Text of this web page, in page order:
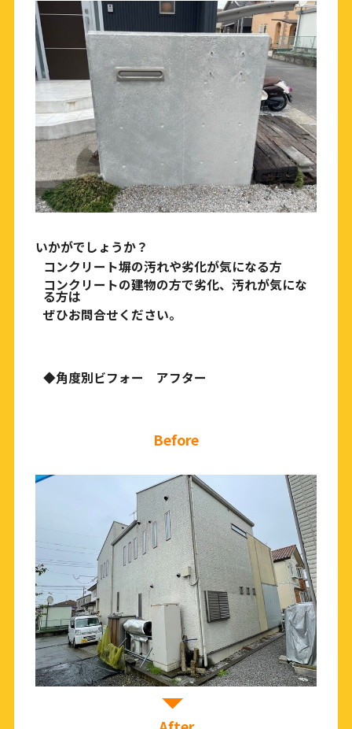
いかがでしょうか？
コンクリート塀の汚れや劣化が気になる方
コンクリートの建物の方で劣化、汚れが気にな
る方は
ぜひお問合せください。
◆角度別ビフォー アフター
Before